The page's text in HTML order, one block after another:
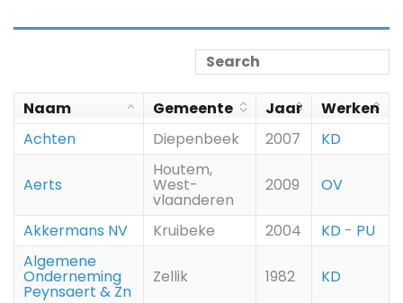
Naam Gemeente Jaar
Werken
Achten
Diepenbeek 2007 KD
Aerts
Houtem,
West-
vlaanderen
2009 OV
Akkermans NV Kruibeke 2004 KD - PU
Algemene
Onderneming
Peynsaert & Zn
Zellik 1982 KD